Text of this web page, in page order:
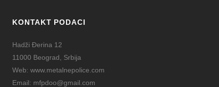
KONTAKT PODACI
Hadži Đerina 12
11000 Beograd, Srbija
Web: www.metalnepolice.com
Email: mfpdoo@gmail.com